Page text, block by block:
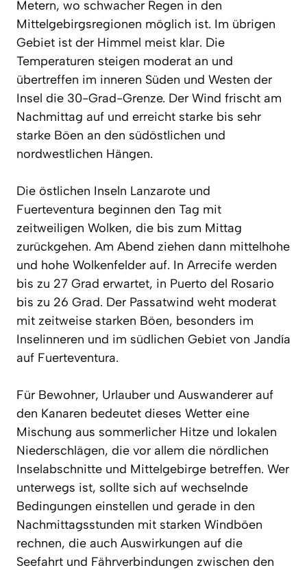
Metern, wo schwacher Regen in den
Mittelgebirgsregionen möglich ist. Im übrigen
Gebiet ist der Himmel meist klar. Die
Temperaturen steigen moderat an und
übertreffen im inneren Süden und Westen der
Insel die 30-Grad-Grenze. Der Wind frischt am
Nachmittag auf und erreicht starke bis sehr
starke Böen an den südöstlichen und
nordwestlichen Hängen.
Die östlichen Inseln Lanzarote und
Fuerteventura beginnen den Tag mit
zeitweiligen Wolken, die bis zum Mittag
zurückgehen. Am Abend ziehen dann mittelhohe
und hohe Wolkenfelder auf. In Arrecife werden
bis zu 27 Grad erwartet, in Puerto del Rosario
bis zu 26 Grad. Der Passatwind weht moderat
mit zeitweise starken Böen, besonders im
Inselinneren und im südlichen Gebiet von Jandía
auf Fuerteventura.
Für Bewohner, Urlauber und Auswanderer auf
den Kanaren bedeutet dieses Wetter eine
Mischung aus sommerlicher Hitze und lokalen
Niederschlägen, die vor allem die nördlichen
Inselabschnitte und Mittelgebirge betreffen. Wer
unterwegs ist, sollte sich auf wechselnde
Bedingungen einstellen und gerade in den
Nachmittagsstunden mit starken Windböen
rechnen, die auch Auswirkungen auf die
Seefahrt und Fährverbindungen zwischen den